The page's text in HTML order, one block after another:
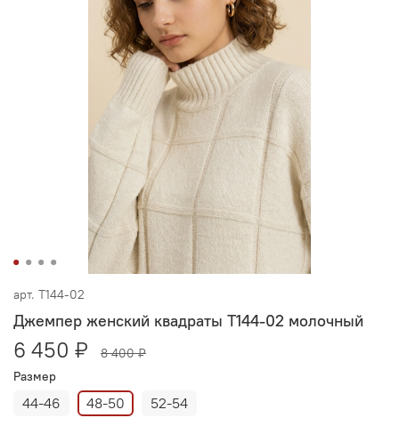
арт. Т144-02
Джемпер женский квадраты Т144-02 молочный
6 450 ₽
8 400 ₽
Размер
44-46 48-50 52-54